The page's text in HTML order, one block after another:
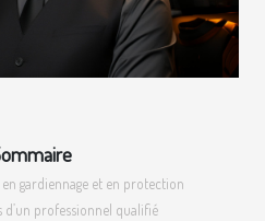
gardiennage et en protection
d’un professionnel qualifié